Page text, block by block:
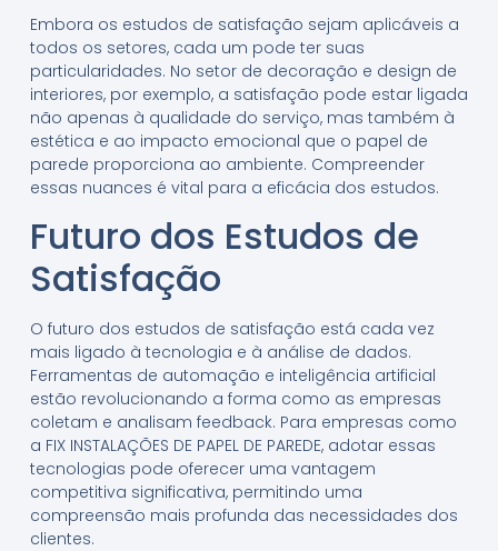
Embora os estudos de satisfação sejam aplicáveis a
todos os setores, cada um pode ter suas
particularidades. No setor de decoração e design de
interiores, por exemplo, a satisfação pode estar ligada
não apenas à qualidade do serviço, mas também à
estética e ao impacto emocional que o papel de
parede proporciona ao ambiente. Compreender
essas nuances é vital para a eficácia dos estudos.
Futuro dos Estudos de
Satisfação
O futuro dos estudos de satisfação está cada vez
mais ligado à tecnologia e à análise de dados.
Ferramentas de automação e inteligência artificial
estão revolucionando a forma como as empresas
coletam e analisam feedback. Para empresas como
a FIX INSTALAÇÕES DE PAPEL DE PAREDE, adotar essas
tecnologias pode oferecer uma vantagem
competitiva significativa, permitindo uma
compreensão mais profunda das necessidades dos
clientes.